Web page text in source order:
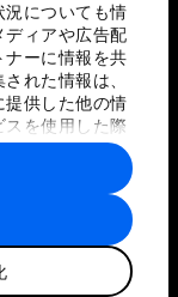
についても情
ィアや広告配
ーに情報を共
れた情報は、
提供した他の情
を使用した際
わされ、各パー
とがありま
規約
ム